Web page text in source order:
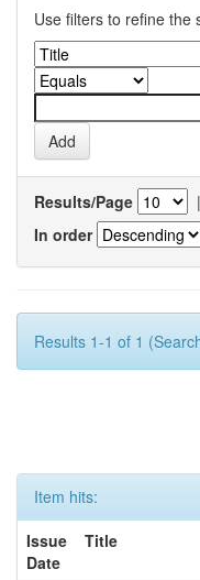
Use filters to refine the
Results/Page |
In order
Results 1-1 of 1
Item hits:
Issue
Date
Title